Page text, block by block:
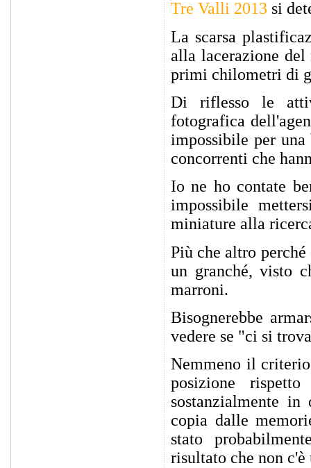
Tre Valli 2013 si
La scarsa
alla lacerazione
primi chilometri di
Di riflesso le
fotografica
impossibile per
concorrenti che
Io ne ho contate
impossibile
miniature alla
Più che altro
un granché, visto
marroni.
Bisognerebbe
vedere se "ci si
Nemmeno il
posizione
sostanzialmente
copia dalle
stato
risultato che non